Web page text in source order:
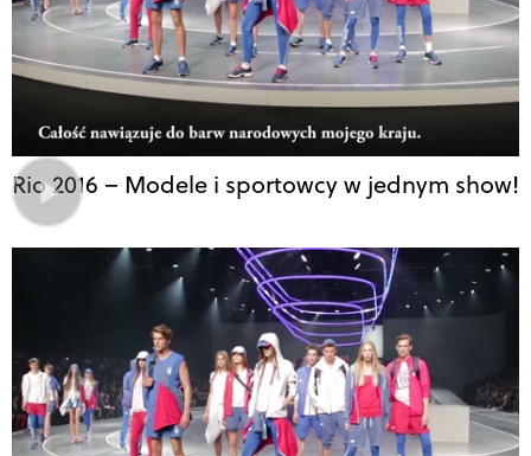
Rio 2016 – Modele i sportowcy w jednym show!